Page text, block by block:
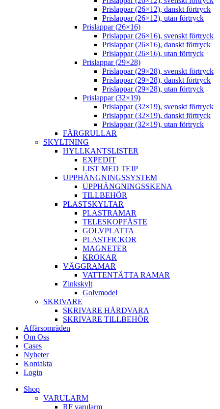
Prislappar (26×12), danskt förtryck
Prislappar (26×12), utan förtryck
Prislappar (26×16)
Prislappar (26×16), svenskt förtryck
Prislappar (26×16), danskt förtryck
Prislappar (26×16), utan förtryck
Prislappar (29×28)
Prislappar (29×28), svenskt förtryck
Prislappar (29×28), danskt förtryck
Prislappar (29×28), utan förtryck
Prislappar (32×19)
Prislappar (32×19), svenskt förtryck
Prislappar (32×19), danskt förtryck
Prislappar (32×19), utan förtryck
FÄRGRULLAR
SKYLTNING
HYLLKANTSLISTER
EXPEDIT
LIST MED TEJP
UPPHÄNGNINGSSYSTEM
UPPHÄNGNINGSSKENA
TILLBEHÖR
PLASTSKYLTAR
PLASTRAMAR
TELESKOPFÄSTE
GOLVPLATTA
PLASTFICKOR
MAGNETER
KROKAR
VÄGGRAMAR
VATTENTÄTTA RAMAR
Zinkskylt
Golvmodel
SKRIVARE
SKRIVARE HÅRDVARA
SKRIVARE TILLBEHÖR
Affärsområden
Om Oss
Cases
Nyheter
Kontakta
Login
Shop
VARULARM
RF varularm